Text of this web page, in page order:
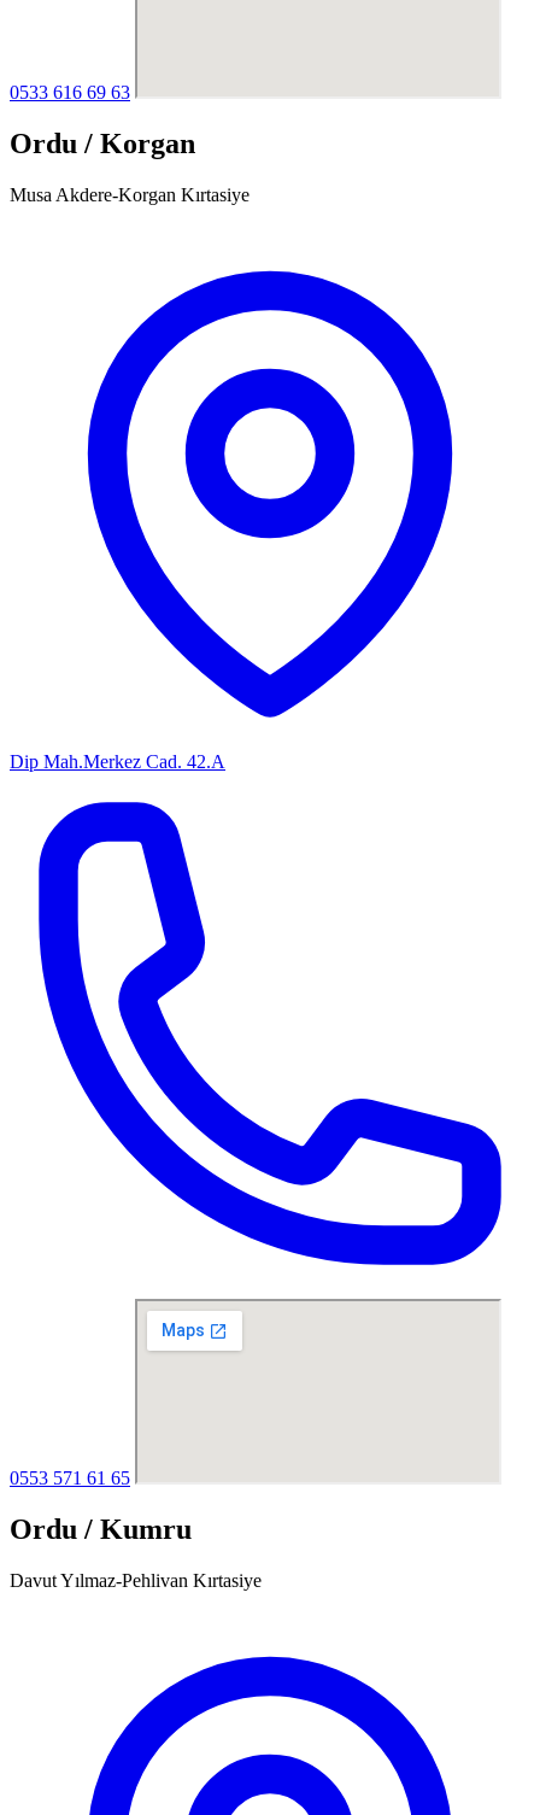
0533 616 69 63
Ordu / Korgan
Musa Akdere-Korgan Kırtasiye
Dip Mah.Merkez Cad. 42.A
0553 571 61 65
Ordu / Kumru
Davut Yılmaz-Pehlivan Kırtasiye